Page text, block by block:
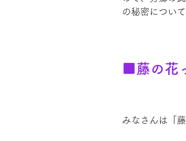
の秘密につい
■藤の花
みなさんは「